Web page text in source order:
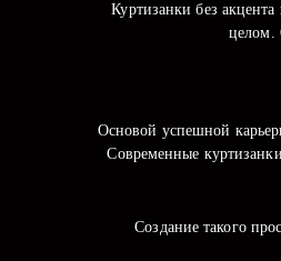
Куртизанки без
целом.
Основой успешной
Современные
Создание такого